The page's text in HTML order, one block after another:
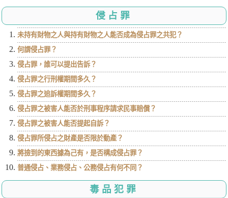
侵占罪
未持有財物之人與持有財物之人能否成為侵占罪之共犯？
何謂侵占罪？
侵占罪，誰可以提出告訴？
侵占罪之行刑權期間多久？
侵占罪之追訴權期間多久？
侵占罪之被害人能否於刑事程序請求民事賠償？
侵占罪之被害人能否提起自訴？
侵占罪所侵占之財產是否限於動產？
將撿到的東西據為己有，是否構成侵占罪？
普通侵占、業務侵占、公務侵占有何不同？
毒品犯罪